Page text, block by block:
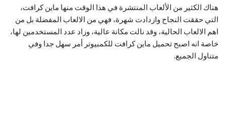
هناك الكثير من الألعاب المنتشرة في هذا الوقت منها ماين كرافت،
التي حققت النجاح وازدادت شهرة، فهي من الالعاب المفضلة بل من
اهم الالعاب الحالية، وقد نالت مكانة عالية، وزاد عدد المستخدمين لها،
خاصة انه اصبح تحميل ماين كرافت للكمبيوتر أمر سهل جدا وفي
متناول الجميع.